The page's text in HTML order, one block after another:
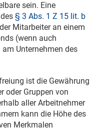
sein. Eine
§ 3 Abs. 1 Z 15 lit. b
Mitarbeiter an einem
(wenn auch
Unternehmen des
ist die Gewährung
oder Gruppen von
aller Arbeitnehmer
kann die Höhe des
Merkmalen